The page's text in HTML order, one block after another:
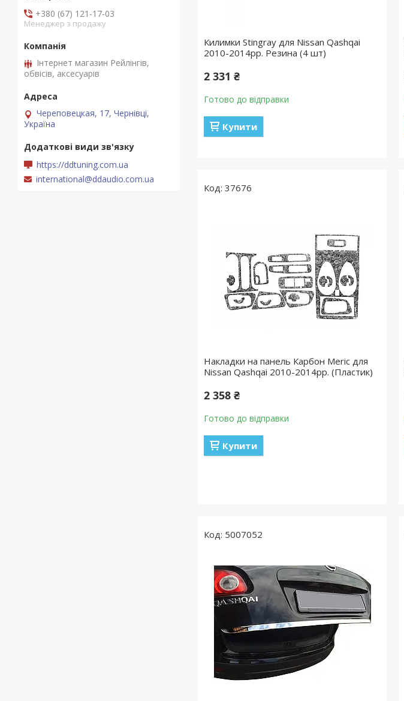
Килимки Stingray для Nissan Qashqai
2010-2014рр. Резина (4 шт)
2 331 ₴
Готово до відправки
Купити
37676
Накладки на панель Карбон Meric для
Nissan Qashqai 2010-2014рр. (Пластик)
2 358 ₴
Готово до відправки
Купити
5007052
+380 (67) 121-17-03
Менеджер з продажу
Інтернет магазин Рейлінгів,
обвісів, аксесуарів
Череповецкая, 17, Чернівці,
Україна
https://ddtuning.com.ua
international@ddaudio.com.ua